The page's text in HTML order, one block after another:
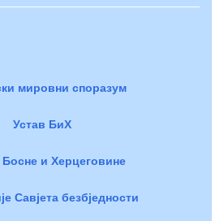
мировни споразум
Устав БиХ
и Херцеговине
Савјета безбједности